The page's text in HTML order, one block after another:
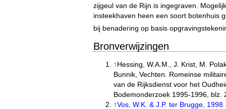
zijgeul van de Rijn is ingegraven.
insteekhaven heen een soort botenhuis
bij benadering op basis
Bronverwijzingen
↑Hessing, W.A.M., J. Krist, M.
Bunnik, Vechten. Romeinse
van de Rijksdienst voor het
Bodemonderzoek 1995-1996, blz.
↑Vos, W.K. & J.P. ter Brugge,